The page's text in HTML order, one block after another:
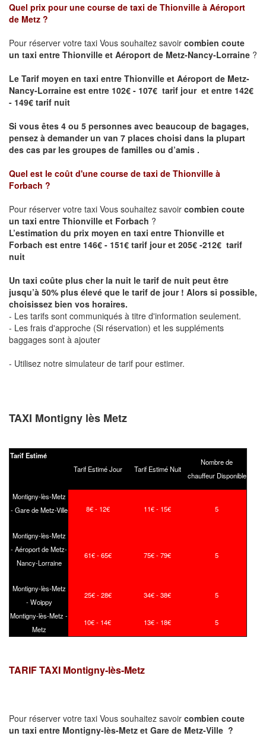
Quel prix pour une course de taxi de Thionville à Aéroport
de Metz ?
Pour réserver votre taxi Vous souhaitez savoir combien coute
un taxi entre Thionville et Aéroport de Metz-Nancy-Lorraine ?
Le Tarif moyen en taxi entre Thionville et Aéroport de Metz-
Nancy-Lorraine est entre 102€ - 107€ tarif jour et entre 142€
- 149€ tarif nuit
Si vous êtes 4 ou 5 personnes avec beaucoup de bagages,
pensez à demander un van 7 places choisi dans la plupart
des cas par les groupes de familles ou d’amis .
Quel est le coût d'une course de taxi de Thionville à
Forbach ?
Pour réserver votre taxi Vous souhaitez savoir combien coute
un taxi entre Thionville et Forbach ?
L’estimation du prix moyen en taxi entre Thionville et
Forbach est entre 146€ - 151€ tarif jour et 205€ -212€ tarif
nuit
Un taxi coûte plus cher la nuit le tarif de nuit peut être
jusqu’à 50% plus élevé que le tarif de jour ! Alors si possible,
choisissez bien vos horaires.
- Les tarifs sont communiqués à titre d'information seulement.
- Les frais d'approche (Si réservation) et les suppléments
baggages sont à ajouter
- Utilisez notre simulateur de tarif pour estimer.
TAXI Montigny lès Metz
Tarif Estimé
Tarif Estimé Jour
Tarif Estimé Nuit
Nombre de
chauffeur Disponible
Montigny-lès-Metz
- Gare de Metz-Ville
8€ - 12€ 11€ - 15€ 5
Montigny-lès-Metz
- Aéroport de Metz-
Nancy-Lorraine
61€ - 65€ 75€ - 79€ 5
Montigny-lès-Metz
- Woippy
25€ - 28€ 34€ - 38€ 5
Montigny-lès-Metz -
Metz
10€ - 14€ 13€ - 18€ 5
TARIF TAXI Montigny-lès-Metz
Pour réserver votre taxi Vous souhaitez savoir combien coute
un taxi entre Montigny-lès-Metz et Gare de Metz-Ville ?